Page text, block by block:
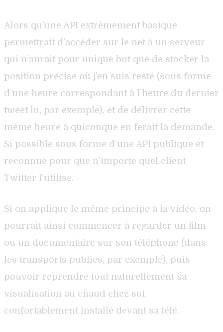
Alors qu’une API extrêmement basique
permettrait d’accéder sur le net à un serveur
qui n’aurait pour unique but que de stocker la
position précise où j’en suis resté (sous forme
d’une heure correspondant à l’heure du dernier
tweet lu, par exemple), et de délivrer cette
même heure à quiconque en ferait la demande.
Si possible sous forme d’une API publique et
reconnue pour que n’importe quel client
Twitter l’utilise.
Si on applique le même principe à la vidéo, on
pourrait ainsi commencer à regarder un film
ou un documentaire sur son téléphone (dans
les transports publics, par exemple), puis
pouvoir reprendre tout naturellement sa
visualisation au chaud chez soi,
confortablement installé devant sa télé.